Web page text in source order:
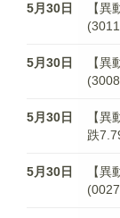
5月30日
【
5月30日
【
5月30日
【
跌
5月30日
【